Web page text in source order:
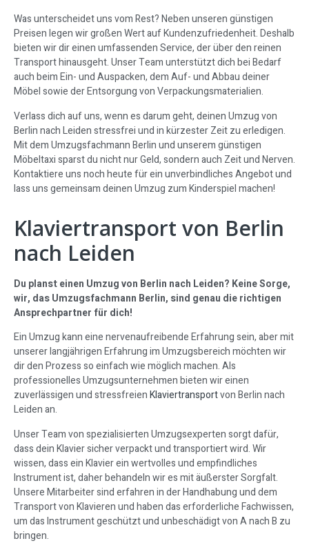
Was unterscheidet uns vom Rest? Neben unseren günstigen
Preisen legen wir großen Wert auf Kundenzufriedenheit. Deshalb
bieten wir dir einen umfassenden Service, der über den reinen
Transport hinausgeht. Unser Team unterstützt dich bei Bedarf
auch beim Ein- und Auspacken, dem Auf- und Abbau deiner
Möbel sowie der Entsorgung von Verpackungsmaterialien.
Verlass dich auf uns, wenn es darum geht, deinen Umzug von
Berlin nach Leiden stressfrei und in kürzester Zeit zu erledigen.
Mit dem Umzugsfachmann Berlin und unserem günstigen
Möbeltaxi sparst du nicht nur Geld, sondern auch Zeit und Nerven.
Kontaktiere uns noch heute für ein unverbindliches Angebot und
lass uns gemeinsam deinen Umzug zum Kinderspiel machen!
Klaviertransport von Berlin
nach Leiden
Du planst einen Umzug von Berlin nach Leiden? Keine Sorge,
wir, das Umzugsfachmann Berlin, sind genau die richtigen
Ansprechpartner für dich!
Ein Umzug kann eine nervenaufreibende Erfahrung sein, aber mit
unserer langjährigen Erfahrung im Umzugsbereich möchten wir
dir den Prozess so einfach wie möglich machen. Als
professionelles Umzugsunternehmen bieten wir einen
zuverlässigen und stressfreienKlaviertransportvon Berlin nach
Leiden an.
Unser Team von spezialisierten Umzugsexperten sorgt dafür,
dass dein Klavier sicher verpackt und transportiert wird. Wir
wissen, dass ein Klavier ein wertvolles und empfindliches
Instrument ist, daher behandeln wir es mit äußerster Sorgfalt.
Unsere Mitarbeiter sind erfahren in der Handhabung und dem
Transport von Klavieren und haben das erforderliche Fachwissen,
um das Instrument geschützt und unbeschädigt von A nach B zu
bringen.